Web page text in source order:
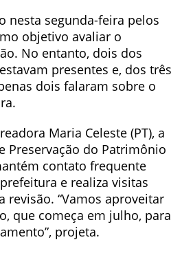
nesta segunda-feira pelos
objetivo avaliar o
No entanto, dois dos
presentes e, dos três
dois falaram sobre o
Maria Celeste (PT), a
Preservação do Patrimônio
contato frequente
e realiza visitas
revisão. “Vamos aproveitar
que começa em julho, para
projeta.